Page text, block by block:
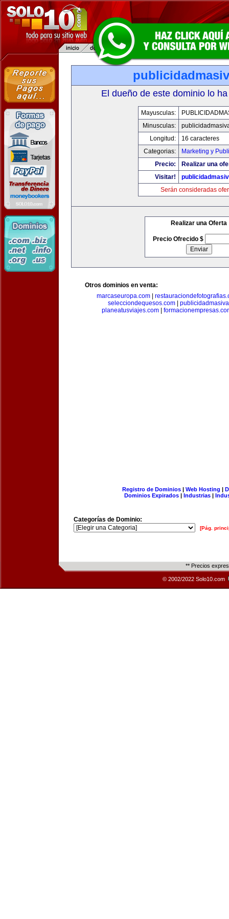
El dueño de este dominio lo
Mayusculas:
Minusculas:
Longitud:
16 caracteres
Categorias:
Marketing y
Precio:
Realizar una
Visitar!
Serán consideradas
Realizar una Oferta
Precio Ofrecido $
Otros dominios en venta:
marcaseuropa.com|
selecciondequesos.com
planeatusviajes.com
Registro de Dominios| Web Hosting |
Dominios Expirados | Industrias |
Categorías de Dominio:
[Pág.
** Precios
© 2002/2022 Solo10.com